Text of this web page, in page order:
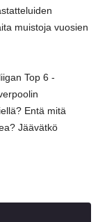
muistoja vuosien
Top 6 -
Entä mitä
Jäävätkö